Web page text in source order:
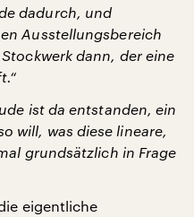
dadurch, und
Ausstellungsbereich
dann, der eine
ist da entstanden, ein
will, was diese lineare,
grundsätzlich in Frage
eigentliche